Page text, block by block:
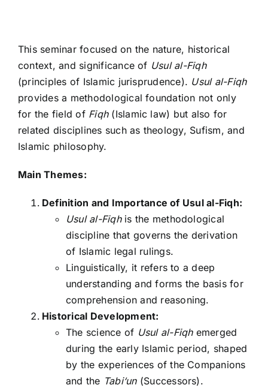
This seminar focused on the nature, historical
context, and significance of Usul al-Fiqh
(principles of Islamic jurisprudence). Usul al-Fiqh
provides a methodological foundation not only
for the field of Fiqh(Islamic law) but also for
related disciplines such as theology, Sufism, and
Islamic philosophy.
Main Themes:
Definition and Importance of Usul al-Fiqh:
Usul al-Fiqhis the methodological
discipline that governs the derivation
of Islamic legal rulings.
Linguistically, it refers to a deep
understanding and forms the basis for
comprehension and reasoning.
Historical Development:
The science of Usul al-Fiqhemerged
during the early Islamic period, shaped
by the experiences of the Companions
and the Tabi‘un(Successors).